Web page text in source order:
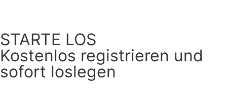
STARTE LOS
Kostenlos registrieren und
sofort loslegen